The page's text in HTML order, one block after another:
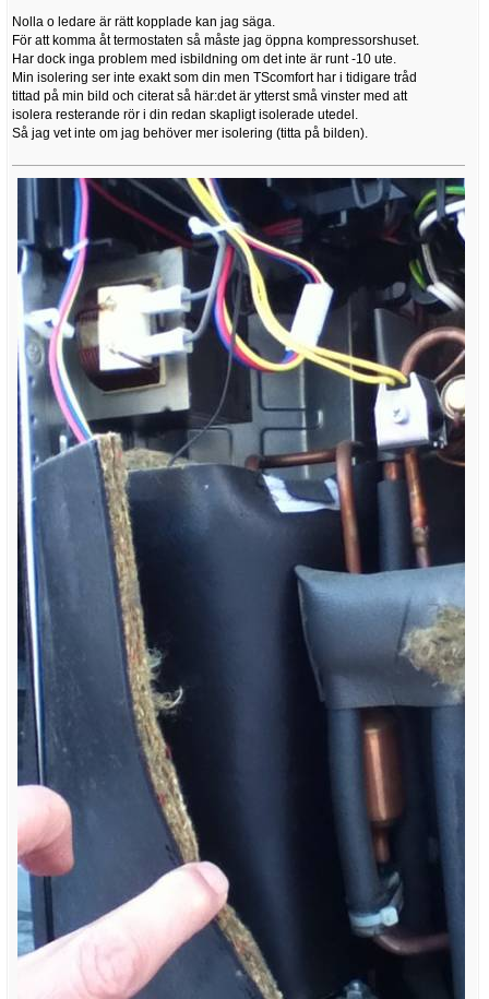
Nolla o ledare är rätt kopplade kan jag säga.
För att komma åt termostaten så måste jag öppna kompressorshuset.
Har dock inga problem med isbildning om det inte är runt -10 ute.
Min isolering ser inte exakt som din men TScomfort har i tidigare tråd
tittad på min bild och citerat så här:det är ytterst små vinster med att
isolera resterande rör i din redan skapligt isolerade utedel.
Så jag vet inte om jag behöver mer isolering (titta på bilden).